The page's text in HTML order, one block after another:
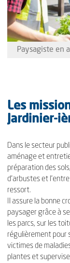
Paysagiste en
Les
Jardinier-
Dans le secteur
aménage et
préparation des
d’arbustes et
ressort.
Il assure la bonne
paysager grâce à
les parcs, sur les
régulièrement pour
victimes de
plantes et